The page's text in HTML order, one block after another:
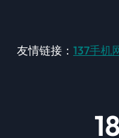
友情链接： 137手机